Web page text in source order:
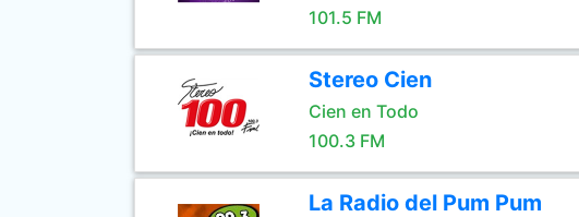
101.5 FM
Stereo Cien
Cien en Todo
100.3 FM
La Radio del Pum Pum